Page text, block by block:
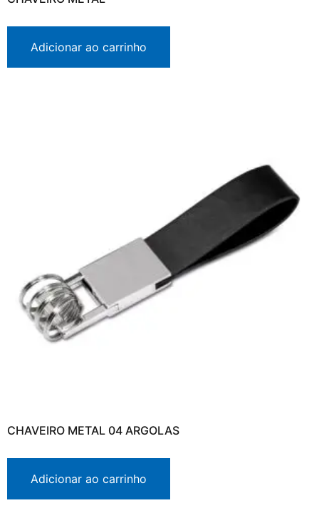
Adicionar ao carrinho
CHAVEIRO METAL 04 ARGOLAS
Adicionar ao carrinho